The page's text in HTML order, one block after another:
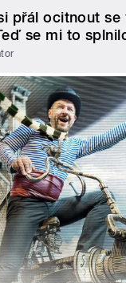
přál ocitnout se
se mi to